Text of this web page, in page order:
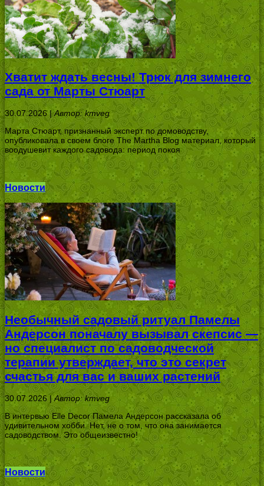
Хватит ждать весны! Трюк для зимнего
сада от Марты Стюарт
30.07.2026 |Автор: kmveg
Марта Стюарт, признанный эксперт по домоводству,
опубликовала в своем блоге The Martha Blog материал, который
воодушевит каждого садовода: период покоя
Новости
Необычный садовый ритуал Памелы
Андерсон поначалу вызывал скепсис —
но специалист по садоводческой
терапии утверждает, что это секрет
счастья для вас и ваших растений
30.07.2026 | Автор: kmveg
В интервью Elle Decor Памела Андерсон рассказала об
удивительном хобби. Нет, не о том, что она занимается
садоводством. Это общеизвестно!
Новости